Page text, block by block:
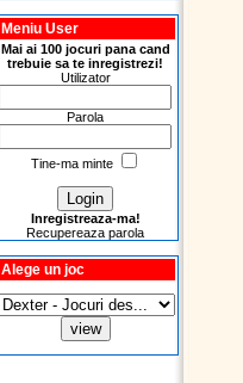
Meniu User
Mai ai 100 jocuri pana cand
trebuie sa te inregistrezi!
Utilizator
Parola
Tine-ma minte
Inregistreaza-ma!
Recupereaza parola
Alege un joc